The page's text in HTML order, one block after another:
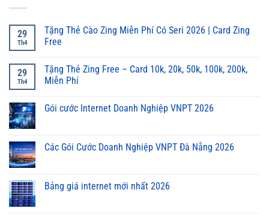
29
Th4
Tặng Thẻ Cào Zing Miễn Phí Có Seri 2026 | Card Zing
Free
29
Th4
Tặng Thẻ Zing Free – Card 10k, 20k, 50k, 100k, 200k,
Miễn Phí
Gói cước Internet Doanh Nghiệp VNPT 2026
Các Gói Cước Doanh Nghiệp VNPT Đà Nẵng 2026
Bảng giá internet mới nhất 2026